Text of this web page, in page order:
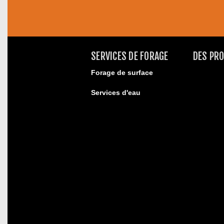
SERVICES DE FORAGE
Forage de surface
Services d'eau
DES